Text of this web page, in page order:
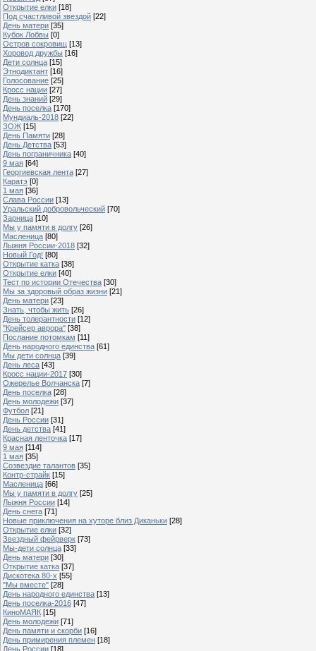
Открытие елки [18]
Под счастливой звездой [22]
День матери [35]
Кубок Лобвы [0]
Остров сокровищ [13]
Хоровод дружбы [16]
Дети солнца [15]
Этнодиктант [16]
Голосование [25]
Кросс нации [27]
День знаний [29]
День поселка [170]
Мундиаль-2018 [22]
ЗОЖ [15]
День Памяти [28]
День Детства [53]
День пограничника [40]
9 мая [64]
Георгиевская лента [27]
Каратэ [0]
1 мая [36]
Слава России [13]
Уральский добровольческий [70]
Зарница [10]
Мы у памяти в долгу [26]
Масленица [80]
Лыжня России-2018 [32]
Новый Год! [80]
Открытие катка [38]
Открытие елки [40]
Тест по истории Отечества [30]
Мы за здоровый образ жизни [21]
День матери [23]
Знать, чтобы жить [26]
День толерантности [12]
"Крейсер аврора" [38]
Послание потомкам [11]
День народного единства [61]
Мы дети солнца [39]
День леса [43]
Кросс нации-2017 [30]
Ожерелье Волчанска [7]
День поселка [28]
День молодежи [37]
Футбол [21]
День России [31]
День детства [41]
Красная ленточка [17]
9 мая [114]
1 мая [35]
Созвездие талантов [35]
Контр-страйк [15]
Масленица [66]
Мы у памяти в долгу [25]
Лыжня России [14]
День снега [71]
Новые приключения на хуторе близ Диканьки [28]
Открытие елки [32]
Звездный фейрверк [73]
Мы-дети солнца [33]
День матери [30]
Открытие катка [37]
Дискотека 80-х [55]
"Мы вместе" [28]
День народного единства [13]
День поселка-2016 [47]
КиноМАЯК [15]
День молодежи [71]
День памяти и скорби [16]
День примирения племен [18]
День России [18]